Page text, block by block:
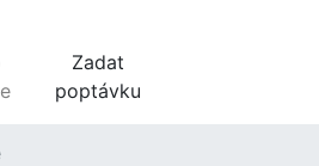
Zadat
poptávku